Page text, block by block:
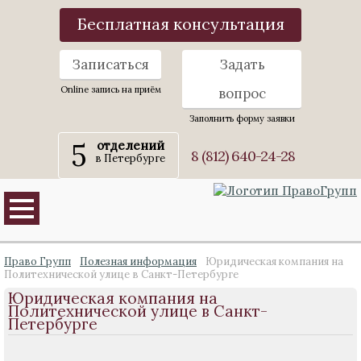
Бесплатная консультация
Записаться
Online запись на приём
Задать
вопрос
Заполнить форму заявки
5 отделений
в Петербурге 8 (812) 640-24-28
Право Групп Полезная информация
Юридическая компания на
Политехнической улице в Санкт-Петербурге
Юридическая компания на
Политехнической улице в Санкт-
Петербурге